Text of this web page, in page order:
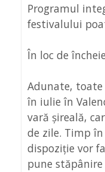
Programul
festivalului
În loc de
Adunate, toate
în iulie în
vară șireală,
de zile. Timp
dispoziție vor
pune stăpânire